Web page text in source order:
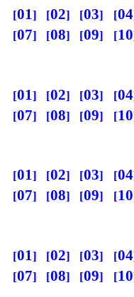
01 02 03 04
07
08 09 10
01 02 03 04
07
08 09 10
01 02 03 04
07
08 09 10
01 02 03 04
07
08 09 10